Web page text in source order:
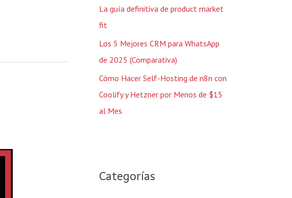
La guía definitiva de product market
fit
Los 5 Mejores CRM para WhatsApp
de 2025 (Comparativa)
Cómo Hacer Self-Hosting de n8n con
Coolify y Hetzner por Menos de $15
al Mes
Categorías